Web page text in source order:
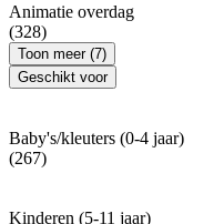
Animatie overdag
(328)
Toon meer (7)
Geschikt voor
Baby's/kleuters (0-4 jaar)
(267)
Kinderen (5-11 jaar)